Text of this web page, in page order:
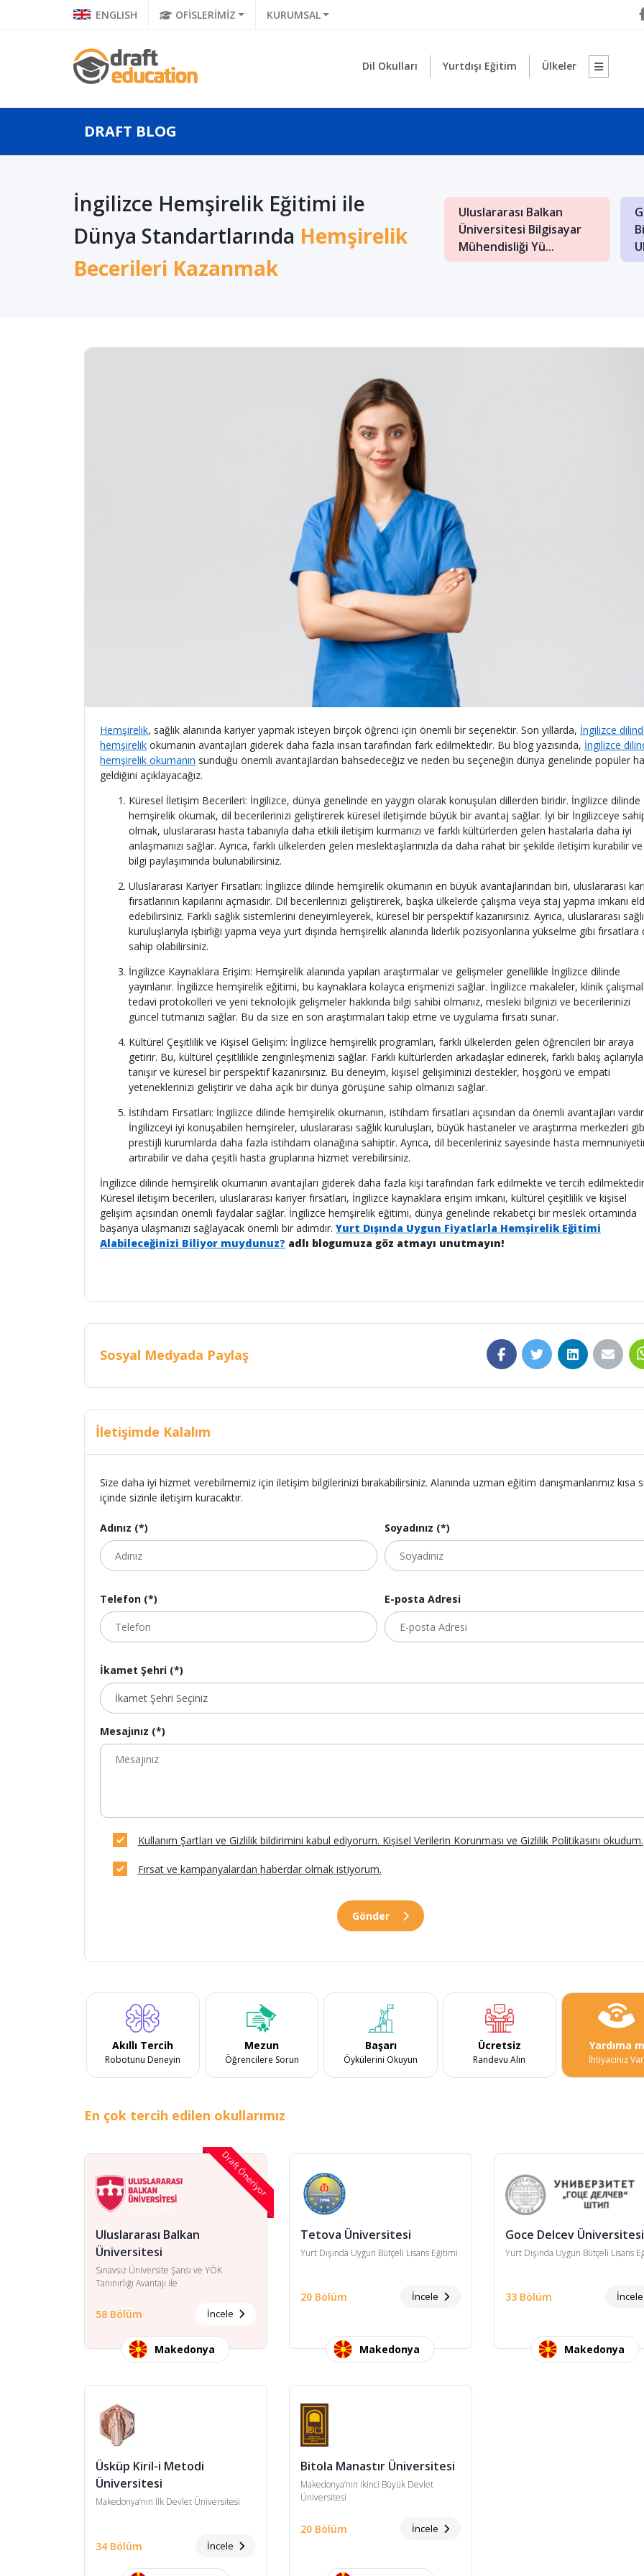
ENGLISH OFİSLERİMİZ KURUMSAL
Dil Okulları Yurtdışı Eğitim Ülkeler
DRAFT BLOG
İngilizce Hemşirelik Eğitimi ile
Dünya Standartlarında Hemşirelik
Becerileri Kazanmak
Geleceğin Bilgisayar
Bilimleri Mühendisleri,
Uluslararası ...
Uluslararası Saraybosna
Üniversitesi İngilizce
Genetik ve B...
Makedonya Uluslararası
Balkan Üniversitesi'nde
Türkçe Öğretm...
Hemşirelik, sağlık alanında kariyer yapmak isteyen birçok öğrenci için önemli bir seçenektir. Son yıllarda, İngilizce
hemşirelik okumanın avantajları giderek daha fazla insan tarafından fark edilmektedir. Bu blog yazısında, İngilizce
hemşirelik okumanın sunduğu önemli avantajlardan bahsedeceğiz ve neden bu seçeneğin dünya genelinde popüler
geldiğini açıklayacağız.
Küresel İletişim Becerileri: İngilizce, dünya genelinde en yaygın olarak konuşulan dillerden biridir. İngilizce dilinde
hemşirelik okumak, dil becerilerinizi geliştirerek küresel iletişimde büyük bir avantaj sağlar. İyi bir İngilizceye
olmak, uluslararası hasta tabanıyla daha etkili iletişim kurmanızı ve farklı kültürlerden gelen hastalarla daha iyi
anlaşmanızı sağlar. Ayrıca, farklı ülkelerden gelen meslektaşlarınızla da daha rahat bir şekilde iletişim kurabilir ve
bilgi paylaşımında bulunabilirsiniz.
Uluslararası Kariyer Fırsatları: İngilizce dilinde hemşirelik okumanın en büyük avantajlarından biri, uluslararası
fırsatlarının kapılarını açmasıdır. Dil becerilerinizi geliştirerek, başka ülkelerde çalışma veya staj yapma imkanı
edebilirsiniz. Farklı sağlık sistemlerini deneyimleyerek, küresel bir perspektif kazanırsınız. Ayrıca, uluslararası
kuruluşlarıyla işbirliği yapma veya yurt dışında hemşirelik alanında liderlik pozisyonlarına yükselme gibi fırsatlara
sahip olabilirsiniz.
İngilizce Kaynaklara Erişim: Hemşirelik alanında yapılan araştırmalar ve gelişmeler genellikle İngilizce dilinde
yayınlanır. İngilizce hemşirelik eğitimi, bu kaynaklara kolayca erişmenizi sağlar. İngilizce makaleler, klinik
tedavi protokolleri ve yeni teknolojik gelişmeler hakkında bilgi sahibi olmanız, mesleki bilginizi ve becerilerinizi
güncel tutmanızı sağlar. Bu da size en son araştırmaları takip etme ve uygulama fırsatı sunar.
Kültürel Çeşitlilik ve Kişisel Gelişim: İngilizce hemşirelik programları, farklı ülkelerden gelen öğrencileri bir araya
getirir. Bu, kültürel çeşitlilikle zenginleşmenizi sağlar. Farklı kültürlerden arkadaşlar edinerek, farklı bakış açılarıyla
tanışır ve küresel bir perspektif kazanırsınız. Bu deneyim, kişisel gelişiminizi destekler, hoşgörü ve empati
yeteneklerinizi geliştirir ve daha açık bir dünya görüşüne sahip olmanızı sağlar.
İstihdam Fırsatları: İngilizce dilinde hemşirelik okumanın, istihdam fırsatları açısından da önemli avantajları
İngilizceyi iyi konuşabilen hemşireler, uluslararası sağlık kuruluşları, büyük hastaneler ve araştırma merkezleri
prestijli kurumlarda daha fazla istihdam olanağına sahiptir. Ayrıca, dil becerileriniz sayesinde hasta
artırabilir ve daha çeşitli hasta gruplarına hizmet verebilirsiniz.
İngilizce dilinde hemşirelik okumanın avantajları giderek daha fazla kişi tarafından fark edilmekte ve tercih
Küresel iletişim becerileri, uluslararası kariyer fırsatları, İngilizce kaynaklara erişim imkanı, kültürel çeşitlilik ve kişisel
gelişim açısından önemli faydalar sağlar. İngilizce hemşirelik eğitimi, dünya genelinde rekabetçi bir meslek ortamında
başarıya ulaşmanızı sağlayacak önemli bir adımdır. Yurt Dışında Uygun Fiyatlarla Hemşirelik Eğitimi
Alabileceğinizi Biliyor muydunuz? adlı blogumuza göz atmayı unutmayın!
Sosyal Medyada Paylaş
İletişimde Kalalım
Size daha iyi hizmet verebilmemiz için iletişim bilgilerinizi bırakabilirsiniz. Alanında uzman eğitim danışmanlarımız kısa
içinde sizinle iletişim kuracaktır.
Adınız (*) Soyadınız (*)
Telefon (*) E-posta Adresi
İkamet Şehri (*)
Mesajınız (*)
Kullanım Şartları ve Gizlilik bildirimini kabul ediyorum. Kişisel Verilerin Korunması ve Gizlilik Politikasını okudum.
Fırsat ve kampanyalardan haberdar olmak istiyorum.
Gönder
Akıllı Tercih
Robotunu Deneyin
Mezun
Öğrencilere Sorun
Başarı
Öykülerini Okuyun
Ücretsiz
Randevu Alın
Yardıma
İhtiyacınız
En çok tercih edilen okullarımız
Draft Öneriyor
Uluslararası Balkan
Üniversitesi
Sınavsız Üniversite Şansı ve YÖK
Tanınırlığı Avantajı ile
58 Bölüm İncele
Makedonya
Tetova Üniversitesi
Yurt Dışında Uygun Bütçeli Lisans Eğitimi
20 Bölüm İncele
Makedonya
Goce Delcev Üniversitesi
Yurt Dışında Uygun Bütçeli Lisans
33 Bölüm
Makedonya
Üsküp Kiril-i Metodi
Üniversitesi
Makedonya’nın İlk Devlet Üniversitesi
34 Bölüm İncele
Bitola Manastır Üniversitesi
Makedonya’nın İkinci Büyük Devlet
Üniversitesi
20 Bölüm İncele